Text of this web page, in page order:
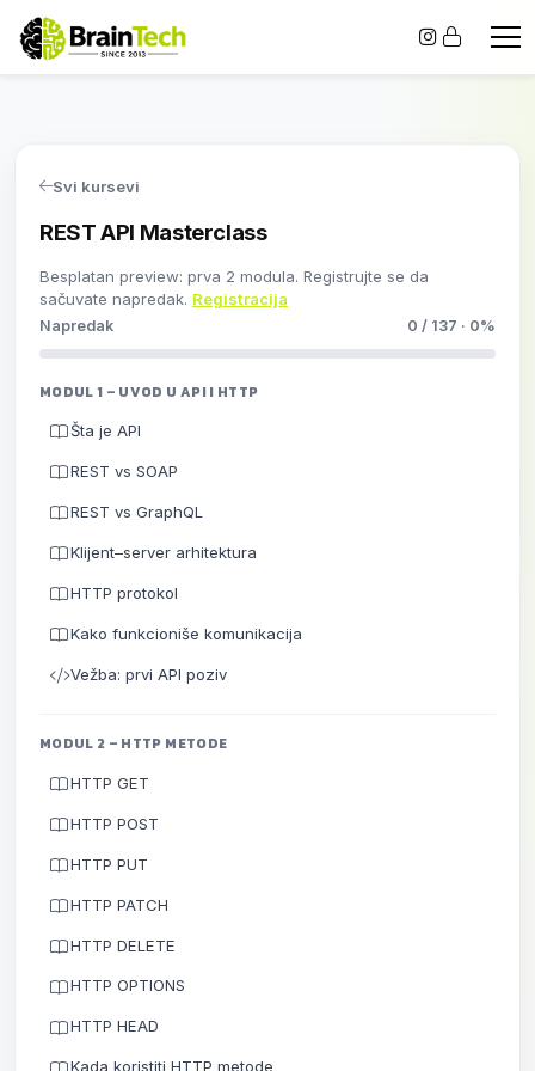
Svi kursevi
REST API Masterclass
Besplatan preview: prva 2 modula. Registrujte se da
sačuvate napredak. Registracija
Napredak 0 / 137 · 0%
MODUL 1 – UVOD U API I HTTP
Šta je API
REST vs SOAP
REST vs GraphQL
Klijent–server arhitektura
HTTP protokol
Kako funkcioniše komunikacija
Vežba: prvi API poziv
MODUL 2 – HTTP METODE
HTTP GET
HTTP POST
HTTP PUT
HTTP PATCH
HTTP DELETE
HTTP OPTIONS
HTTP HEAD
Kada koristiti HTTP metode